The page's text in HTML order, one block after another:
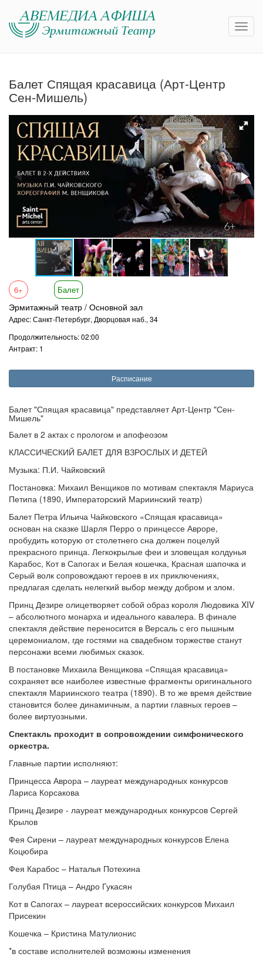
Балет Спящая красавица (Арт-Центр
Сен-Мишель)
6+ Балет
Эрмитажный театр / Основной зал
Адрес: Санкт-Петербург, Дворцовая наб., 34
Продолжительность: 02:00
Антракт: 1
Расписание
Балет "Спящая красавица" представляет Арт-Центр "Сен-
Мишель"
Балет в 2 актах с прологом и апофеозом
КЛАССИЧЕСКИЙ БАЛЕТ ДЛЯ ВЗРОСЛЫХ И ДЕТЕЙ
Музыка: П.И. Чайковский
Постановка: Михаил Венщиков по мотивам спектакля Мариуса
Петипа (1890, Императорский Мариинский театр)
Балет Петра Ильича Чайковского «Спящая красавица»
основан на сказке Шарля Перро о принцессе Авроре,
пробудить которую от столетнего сна должен поцелуй
прекрасного принца. Легкокрылые феи и зловещая колдунья
Карабос, Кот в Сапогах и Белая кошечка, Красная шапочка и
Серый волк сопровождают героев в их приключениях,
предлагая сделать нелегкий выбор между добром и злом.
Принц Дезире олицетворяет собой образ короля Людовика XIV
– абсолютного монарха и идеального кавалера. В финале
спектакля действие переносится в Версаль с его пышным
церемониалом, где гостями на свадебном торжестве станут
персонажи всеми любимых сказок.
В постановке Михаила Венщикова «Спящая красавица»
сохраняет все наиболее известные фрагменты оригинального
спектакля Мариинского театра (1890). В то же время действие
становится более динамичным, а партии главных героев –
более виртуозными.
Спектакль проходит в сопровождении симфонического
оркестра.
Главные партии исполняют:
Принцесса Аврора – лауреат международных конкурсов
Лариса Корсакова
Принц Дезире - лауреат международных конкурсов Сергей
Крылов
Фея Сирени – лауреат международных конкурсов Елена
Коцюбира
Фея Карабос – Наталья Потехина
Голубая Птица – Андро Гукасян
Кот в Сапогах – лауреат всероссийских конкурсов Михаил
Присекин
Кошечка – Кристина Матулионис
*в составе исполнителей возможны изменения